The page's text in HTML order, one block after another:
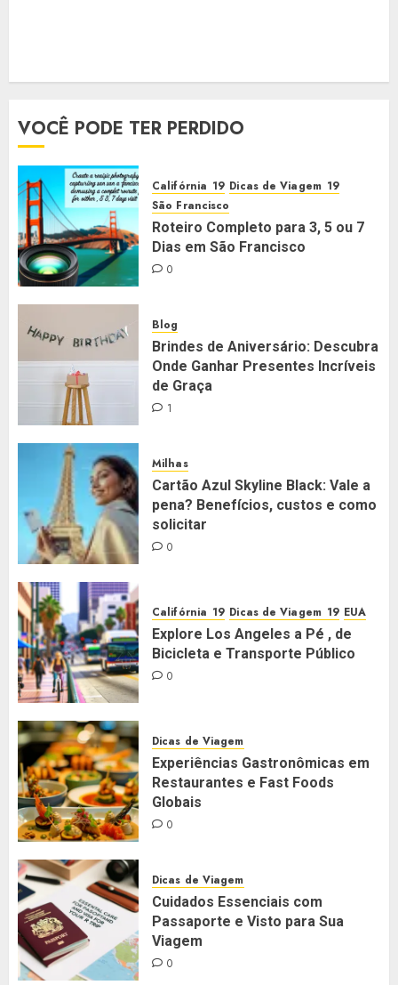
VOCÊ PODE TER PERDIDO
Califórnia
Dicas de Viagem
São Francisco
Roteiro Completo para 3, 5 ou 7
Dias em São Francisco
0
Blog
Brindes de Aniversário: Descubra
Onde Ganhar Presentes Incríveis
de Graça
1
Milhas
Cartão Azul Skyline Black: Vale a
pena? Benefícios, custos e como
solicitar
0
Califórnia Dicas de Viagem EUA
Explore Los Angeles a Pé , de
Bicicleta e Transporte Público
0
Dicas de Viagem
Experiências Gastronômicas em
Restaurantes e Fast Foods
Globais
0
Dicas de Viagem
Cuidados Essenciais com
Passaporte e Visto para Sua
Viagem
0